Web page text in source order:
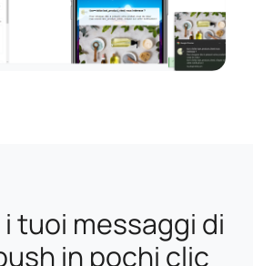
tuoi messaggi di
in pochi clic